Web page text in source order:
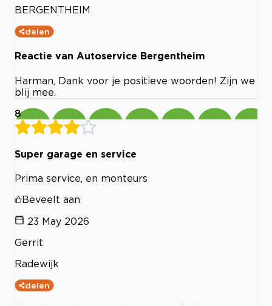
BERGENTHEIM
delen
Reactie van Autoservice Bergentheim
Harman, Dank voor je positieve woorden! Zijn we
blij mee.
8
Super garage en service
Prima service, en monteurs
Beveelt aan
23 May 2026
Gerrit
Radewijk
delen